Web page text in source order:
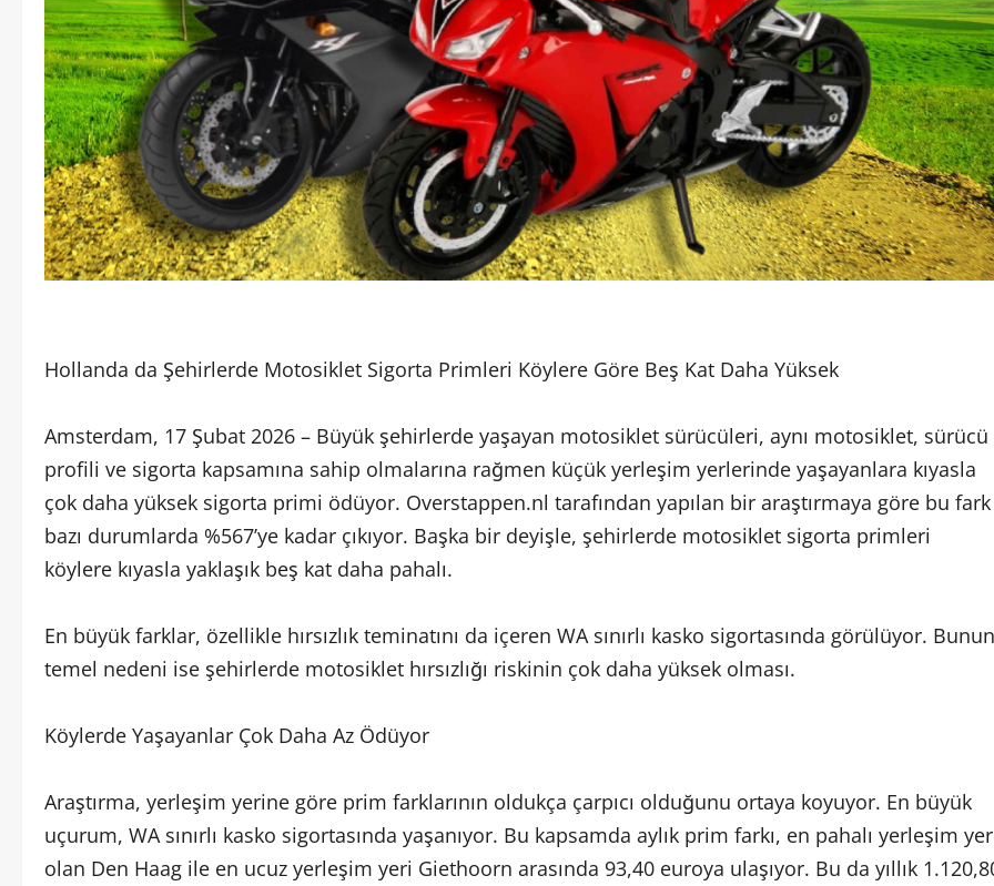
Hollanda da Şehirlerde Motosiklet Sigorta Primleri Köylere Göre Beş Kat Daha Yüksek
Amsterdam, 17 Şubat 2026 – Büyük şehirlerde yaşayan motosiklet sürücüleri, aynı motosiklet, sürücü
profili ve sigorta kapsamına sahip olmalarına rağmen küçük yerleşim yerlerinde yaşayanlara kıyasla
çok daha yüksek sigorta primi ödüyor. Overstappen.nl tarafından yapılan bir araştırmaya göre bu fark
bazı durumlarda %567’ye kadar çıkıyor. Başka bir deyişle, şehirlerde motosiklet sigorta primleri
köylere kıyasla yaklaşık beş kat daha pahalı.
En büyük farklar, özellikle hırsızlık teminatını da içeren WA sınırlı kasko sigortasında görülüyor. Bunun
temel nedeni ise şehirlerde motosiklet hırsızlığı riskinin çok daha yüksek olması.
Köylerde Yaşayanlar Çok Daha Az Ödüyor
Araştırma, yerleşim yerine göre prim farklarının oldukça çarpıcı olduğunu ortaya koyuyor. En büyük
uçurum, WA sınırlı kasko sigortasında yaşanıyor. Bu kapsamda aylık prim farkı, en pahalı yerleşim
olan Den Haag ile en ucuz yerleşim yeri Giethoorn arasında 93,40 euroya ulaşıyor. Bu da yıllık